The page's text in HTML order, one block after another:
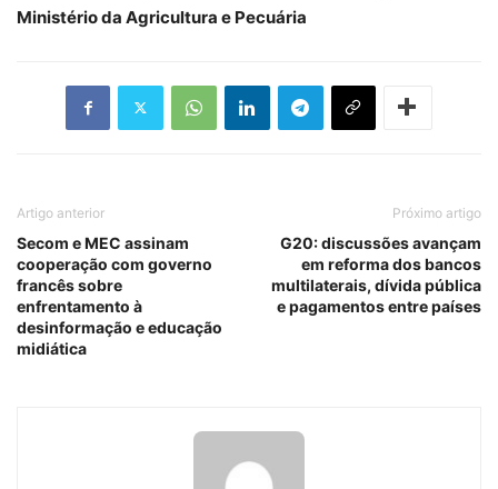
Ministério da Agricultura e Pecuária
Artigo anterior
Secom e MEC assinam
cooperação com governo
francês sobre
enfrentamento à
desinformação e educação
midiática
Próximo artigo
G20: discussões avançam
em reforma dos bancos
multilaterais, dívida pública
e pagamentos entre países